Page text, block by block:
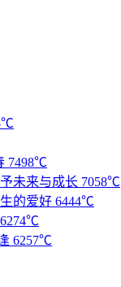
7498℃
未来与成长 7058℃
的爱好 6444℃
6274℃
6257℃